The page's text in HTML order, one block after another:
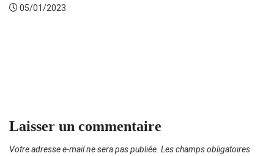
05/01/2023
Laisser un commentaire
Votre adresse e-mail ne sera pas publiée. Les champs obligatoires